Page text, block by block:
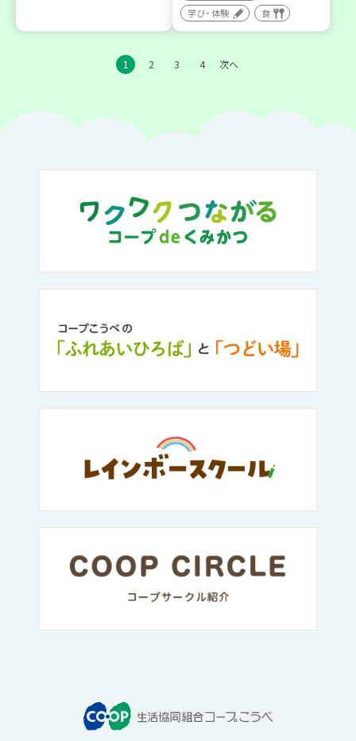
学び・体験
食
1 2 3 4 次へ